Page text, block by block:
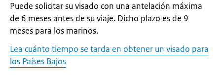
Puede solicitar su visado con una antelación máxima
de 6 meses antes de su viaje. Dicho plazo es de 9
meses para los marinos.
Lea cuánto tiempo se tarda en obtener un visado para
los Países Bajos